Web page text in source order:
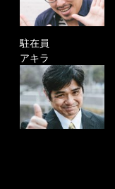
駐在員
アキラ